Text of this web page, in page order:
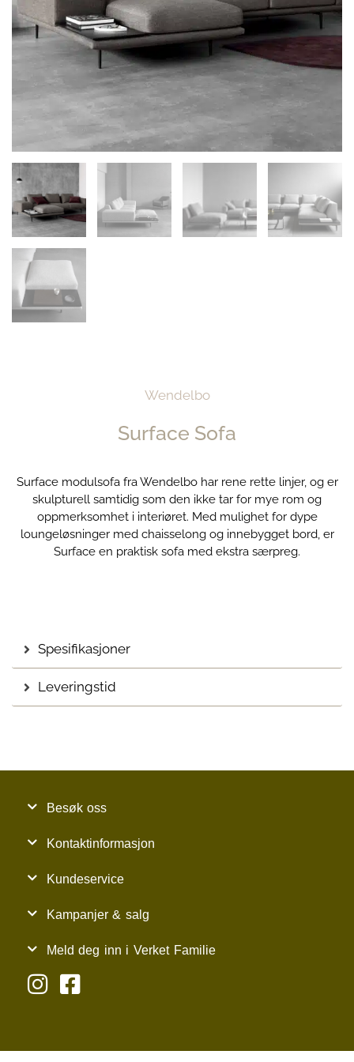
Wendelbo
Surface Sofa
Surface modulsofa fra Wendelbo har rene rette linjer, og er
skulpturell samtidig som den ikke tar for mye rom og
oppmerksomhet i interiøret. Med mulighet for dype
loungeløsninger med chaisselong og innebygget bord, er
Surface en praktisk sofa med ekstra særpreg.
Spesifikasjoner
Leveringstid
Besøk oss
Kontaktinformasjon
Kundeservice
Kampanjer & salg
Meld deg inn i Verket Familie